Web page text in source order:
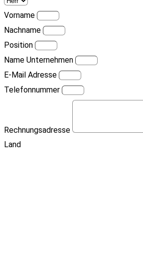
Vorname
Nachname
Position
Name Unternehmen
E-Mail Adresse
Telefonnummer
Rechnungsadresse
Land